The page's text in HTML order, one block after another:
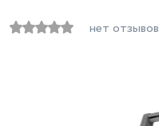
нет отзывов